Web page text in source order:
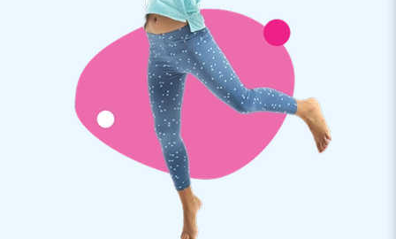
et manuel d'utilisation.
Excellente qualité et garantie unique de 5 ans
JB utilise des matériaux de très haute qualité pour la
conception de chacune de ses structures afin que vous
n’avez aucune inquiétude à avoir quant à la durée de vie de
vos achats. Ceci explique aussi l’excellente garantie de 5 ans
qui est fournie lors de l’achat du jeu de limbo et de toutes les
JB: plus de 15 000 clients enthousiastes en 15 ans